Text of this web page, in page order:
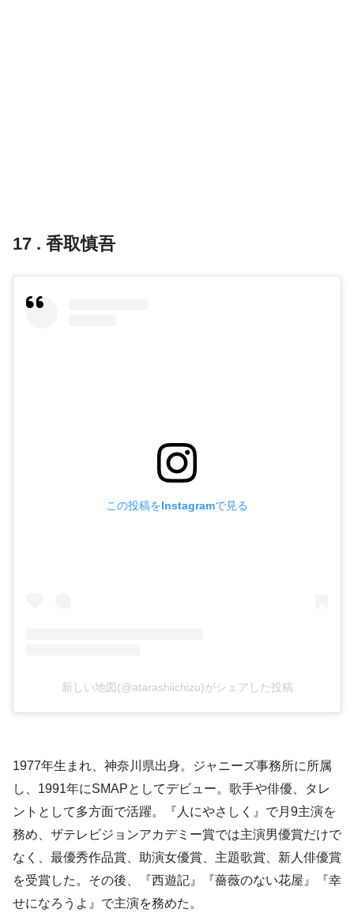
17 . 香取慎吾
この投稿をInstagramで見る
新しい地図(@atarashiichizu)がシェアした投稿
1977年生まれ、神奈川県出身。ジャニーズ事務所に所属
し、1991年にSMAPとしてデビュー。歌手や俳優、タレ
ントとして多方面で活躍。『人にやさしく』で月9主演を
務め、ザテレビジョンアカデミー賞では主演男優賞だけで
なく、最優秀作品賞、助演女優賞、主題歌賞、新人俳優賞
を受賞した。その後、『西遊記』『薔薇のない花屋』『幸
せになろうよ』で主演を務めた。